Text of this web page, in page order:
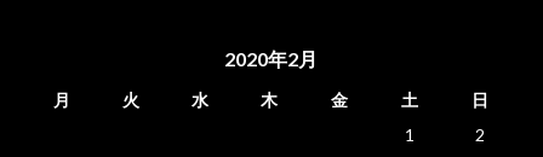
2020年2月
月 火 水 木 金 土
日
1
2